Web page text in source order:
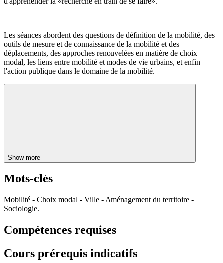
Les séances abordent des questions de définition de la mobilité, des
outils de mesure et de connaissance de la mobilité et des
déplacements, des approches renouvelées en matière de choix
modal, les liens entre mobilité et modes de vie urbains, et enfin
l'action publique dans le domaine de la mobilité.
Show more
Mots-clés
Mobilité - Choix modal - Ville - Aménagement du territoire -
Sociologie.
Compétences requises
Cours prérequis indicatifs